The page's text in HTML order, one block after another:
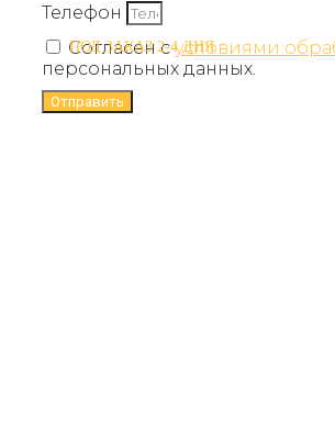
ПОД ЗАКАЗ 2-4 ДНЯ
Телефон
Согласен сусловиями
персональных данных.
Отправить